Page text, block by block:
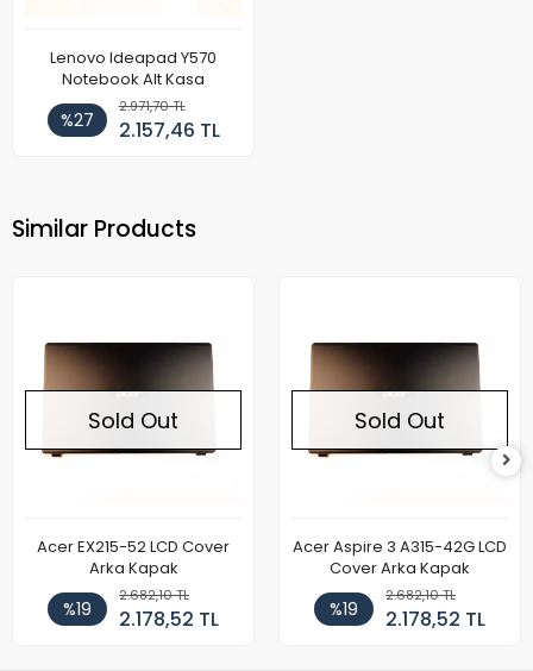
Lenovo Ideapad Y570
Notebook Alt Kasa
%27
2.971,70 TL
2.157,46 TL
Similar Products
Sold Out
Acer EX215-52 LCD Cover
Arka Kapak
%19
2.682,10 TL
2.178,52 TL
Sold Out
Acer Aspire 3 A315-42G LCD
Cover Arka Kapak
%19
2.682,10 TL
2.178,52 TL